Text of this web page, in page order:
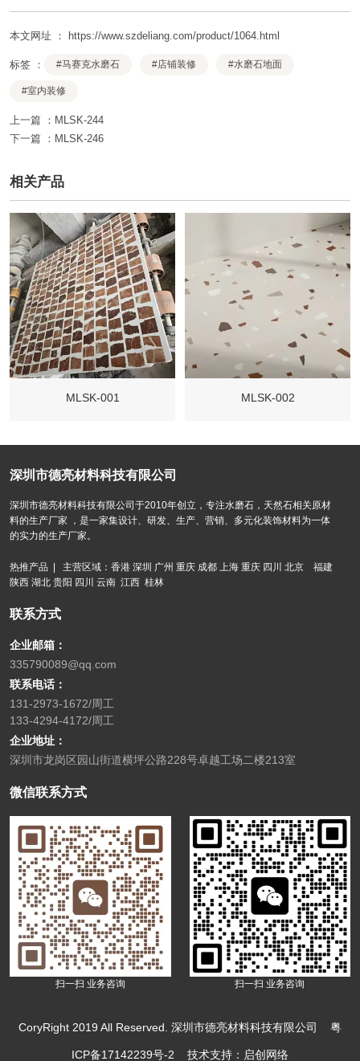
本文网址 ： https://www.szdeliang.com/product/1064.html
标签 ： #马赛克水磨石 #店铺装修 #水磨石地面
#室内装修
上一篇 ： MLSK-244
下一篇 ： MLSK-246
相关产品
深圳市德亮材料科技有限公司
深圳市德亮材料科技有限公司于2010年创立，专注水磨石，天然石相关原材
料的生产厂家 ，是一家集设计、研发、生产、营销、多元化装饰材料为一体
的实力的生产厂家。
热推产品 | 主营区域：香港 深圳 广州 重庆 成都 上海 重庆 四川 北京 福建
陕西 湖北 贵阳 四川 云南 江西 桂林
联系方式
企业邮箱：
335790089@qq.com
联系电话：
131-2973-1672/周工
133-4294-4172/周工
企业地址：
深圳市龙岗区园山街道横坪公路228号卓越工场二楼213室
微信联系方式
扫一扫 业务咨询 扫一扫 业务咨询
CoryRight 2019 All Reserved. 深圳市德亮材料科技有限公司 粤
ICP备17142239号-2 技术支持：启创网络